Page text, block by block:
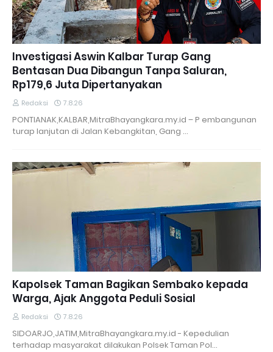
Investigasi Aswin Kalbar Turap Gang
Bentasan Dua Dibangun Tanpa Saluran,
Rp179,6 Juta Dipertanyakan
Redaksi 7.8.26
PONTIANAK,KALBAR,MitraBhayangkara.my.id – P embangunan
turap lanjutan di Jalan Kebangkitan, Gang …
Kapolsek Taman Bagikan Sembako kepada
Warga, Ajak Anggota Peduli Sosial
Redaksi 7.8.26
SIDOARJO,JATIM,MitraBhayangkara.my.id - Kepedulian
terhadap masyarakat dilakukan Polsek Taman Pol…